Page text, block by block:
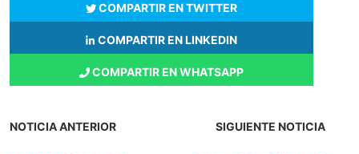
COMPARTIR EN TWITTER
COMPARTIR EN LINKEDIN
COMPARTIR EN WHATSAPP
NOTICIA ANTERIOR SIGUIENTE NOTICIA